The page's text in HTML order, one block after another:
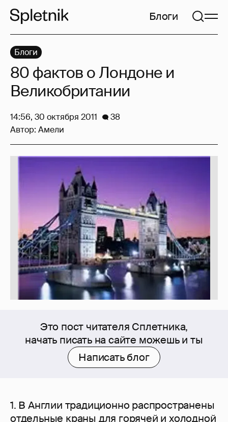
Блоги
Это пост читателя Сплетника,
начать писать на сайте можешь и ты
Написать блог
1. В Англии традиционно распространены отдельные краны для горячей и холодной воды. Это не очень удобно, но почему так принято – мне неизвестно. 2. Большинство британцев считают себя англичанами, в то время как шотландцы — только шотландцами, а ирландцы — исключительно ирландцами. 3. Акценты, в зависимости от части Великобритании и даже части города (Лондона, например), значительно варьируются. Иногда также по степени привилегированности классов. 4. Англичане дико холодостойкие люди, дети ходят в школу в коротких штанах и юбках с гольфами до самых холодов, поэтому увидеть человека в майке в ноябре — нормальное явление. 5. Они действительно обожают пабы. Каждую пятницу вы встретите огромную толпу, пьющую пиво и традиционный эль в пабах, причем люди будут стоять даже на улице в холод, если им не хватило места. 6. В Лондоне все очень тесное и компактное, квартиры в основном небольшие, как и кафе и рестораны. 7. Из-за этой компактности к вам за столик могут подсадить кого-то, если вы сидите за столом для четверых, а вас всего двое. 8. Иногда кажется, что англичане обожают толпу. В пабах бывает столько людей, что создается впечатлениео том, что можно «стоять» только с подсогнутыми ногами. При этом это не останавливает новых посетителей. 9. Даже если ваш английский весьма среднего уровня, вам скажут, что вы говорите хорошо. В случае возражений добавят, что их русский в любом случае хуже. 10. В местных супермаркетах просто тьма готовой еды на любой вкус, которую надо употребить в течение нескольких дней после покупки. Там можно найти и китайскую, и индийскую, и английскую и черт знает еще какую кухню. 11. Такси просто невероятно дорогое, но его можно остановить абсолютно везде и в любое время. Например, от аэропорта до центра меньше чем за 2500–3000 рублей не доедешь, хотя он находится сразу за городом, а не в ближнем «замкадье». 12. В Лондоне невероятно огромный и развитый метрополитен, он доходит до всех уголков города, включая аэропорт, и невероятно интегрирован с вокзалами. 13. Стоимость проезда зависит от того из какой в какую «зону» города вы едете. Центр — 1 зона, всего их 6, если мне не изменяет память. Тарифы сильно варьируются в зависимости от расстояния. 14. Минимальный тариф в метро — что-то около 150 руб, что немало. 15. По всему городу можно найти станции с велосипедами. Используя кредитную карточку, их можно взять напрокат на определенный срок. На день стоит всего около 70 руб и это дико удобно. 16. Многие симпатизируют Путину и называют его реально мужественным и суровым политиком. 17. Когда рассказываешь правду о РФ, многие искренне сопереживают и удивляются, как мы там живем. 18. В отличие от Москвы, в Лондоне мало суши-баров, но в целом кухня разнообразнее. Очень много индийских ресторанов. 19. Общее количество ресторанов просто огромно. 20. Абсолютно в любом районе можно найти прачечную, так как стирать дома рубашки и майки вообще не принято. 21. У многих англичан в роли нянек выступают балийки, тайки и филиппинки. Иногда они почти не говорят по-английски, и как их понимают дети – для меня загадка до сих пор. 22. Если говорить о политике, многие согласятся, что западная демократия — говно, как и политика в целом. 23. Если ты сказал, что из России, то первый вопрос, который тебе зададут, из Москвы ты или нет. 24. Даже в центре города можно встретить ларьки и крошечные магазины, где продаются пакистанцами и индусами разные левые брендовые шмотки. 25. Каждые выходные с утра на многих площадях и сквериках образовываются ярмарки фермерской и домашней еды, после 13.00 их днем с огнем не сыщешь. 26. Кстати, никто не поймет время 15.00, только 3 pm. Наша система используется только в армии для обозначения направления, типа «противник на 16.00». 27. Многие англичане гордятся своей армией и фактом наличия ядерного оружия. 28. Почти всегда при оформлении услуг, пополнении счета и т. д. разговариваешь с телефонным роботом. 29. Многие англичане побывали в Париже всего раз или вовсе не побывали, хотя на поезде из центра Лондона до центра Парижа путь занимает всего 2 часа. 30. Толпа у пабов всегда очень шумная, как там люди различают, кто что говорит, я не знаю. 31. Почти во всех пабах из еды есть только традиционные блюда: картошка с рыбой, пюре с сосисками и в лучшем случае бургеры. 32. Встретить среди бела дня человека в смокинге (dinner suit по-английски, костюм для обеда) — абсолютно нормально. 33. В центре нет ни одного торгово-развлекательного центра в нашем понимании. Это чисто американская тема, тут все сегментировано. 34. Без наличия банковской карточки сделать очень многое просто невозможно. 35. Когда рассказываешь про нашу политику, многие удивляются, насколько много мы знаем о ней. Англичане довольно слабо интересуются такими вещами. 36. Почти у любого лондонца дома не меньше 400 каналов в HD с функцией включаемых субтитров, перемоткой и записью передач. 37. Нет ни одного кинотетра, где идет все. Как правило, каждый показывает только определенные фильмы. 38. В лондонском метро есть специальные места для музыкантов, причем они могут очень неплохо зарабатывать. 39. Помимо таких гигантов, как McDonald’s, Burger King и KFC, в Великобритании очень распространены местные сети с разными видами сэндвичей и другими продуктами, в основном не подогреваемыми. По моим наблюдениям, их даже больше, но кроме Subway в России нет ни одной. 40. Англичане извиняются по любому поводу, даже если ничего серьезного не сделали. Например, если человек стоит перед выходом из магазина и заметил ваше секундное замешательство по этому поводу — он извинится. 41. Домой можно заказать почти все: еду, алкоголь и даже кальян. 42. Кассиры могут сказать вам спасибо около 4–7 раз во время одной покупки. 43. Если у вас услышали играющую английскую классику вроде The Beatles, Pink Floyd или Led Zeppelin, то вы сразу вырастаете в их глазах и переходите на новый уровень общения. 44. Иногда на улицах можно встретить просто огромных теток. Честно говоря, я их побаиваюсь. 45. Английский юмор и вправду весьма своебразный. 46. Местные законы обязывают пабы убирать прилегающую территорию на улице, уборщики всегда обходят их стороной. 47. Вход почти во все главные музеи страны абсолютно бесплатный. Вы сами решаете, сколько готовы пожертвовать музею. 48. Никогда не видел бездомных животных. Вряд ли их усыпляют, скорее содержат в специальных питомниках. 49. Ни один продуктовый магазин не работает после 21-22 часов вечера. 50. Многие обычаи и приметы разные в разных частях объединенного королевства (Британии, Шотландии, Ирландии и Уэльсе). 51. Почти на любом продукте из супермаркета и фастфуда будет большая надпись — выращено в Великобритании. 52. Курить в помещениях запрещено повсюду. 53. Можно отыскать клуб на любой вкус. Есть такие, где играет очень жесткая электронная музыка, при этом в нем будет два-три зала с разными направлениями. Народу столько, что пробиться иногда реально сложно. 54. В вагоне метро пассажиры всегда оставляют прочитанные газеты. Вновь прибывшие их берут и тоже читают. Таким образом, газета за день меняет не одного владельца. 55. Кальян тут не очень популярен. Можно найти несколько заведений, сосредоточенных в арабском квартале. При этом курение кальяна тоже запрещено в помещениях, но на улице стоят обогреватели, и народ курит круглый год. Если захотеть, можно отыскать место, где сделают внутри, но предупредят, что заберут, если придут копы. 56. В отличие от многих других европейцев, англичане с удовольствием ходят в гости. Хотя для того, чтобы пригласили вас, должно пройти какое-то время. 57. Вместо мании на iPhone как у нас, тут почти у всех BlackBerry. Посредством его сервиса передачи данных в закодированном виде (BBM) координировались многие погромы этим летом. После этого государство потребовало предоставить доступ к этой информации. 58. Агентства по недвижимости всегда хотят вас обмануть, пользуясь вашим незнанием местного законодательства. 59. Если что-то существенное заказываете домой (мебель, ковер, технику), то это просто ад. В новых домах все принимает консьерж. Но если его нет, то никогда не говорят точное время доставки. Обычно что-то вроде с 2 до 9 вечера. Звонят за 30 минут, так что особо далеко из дома не выйдешь. 60. Из-за такой системы доставки все соседи «страхуют» друг друга и принимают груз за вас, если они дома. 61. Среднегодовое количество осадков составляет 584 мм, что меньше, чем в Риме или Сиднее. Так что вечные лондонские дожди — миф. 62. Почти у каждого есть зонтик, потому что дождь может начаться совсем внезапно. Но обычно он идет недолго и быстро сходит на нет. 63. Очень распространены деньги в виде монет. Самая большая достоинством в 2 фунта соответствует 100 рублям у нас. 64. Обычные полицейские не носят с собой огнестрельное оружие. 65. На улице можно встретить породы, кажется, всех собак в мире. Некоторые просто помешаны на собаках. 66. Таксисты очень разговорчивые. Если с ними поддерживать разговор и быть учтивым, то можно даже получить приглашение вместе пропустить стаканчик в пабе. 67. Строители – почти все выходцы из Восточной Европы, нередко можно услышать и русскую речь. 68. Иногда можно встретить старушек и дедков лет по 70–80, которые одеваются по моде 40-50-х годов и выглядят очень консервативно, но в них есть какой-то шарм и достоинство. 69. Также можно встретить старика лет 70-ти в парадной военной королевской форме или в форме ВМФ. К таким людям в обществе принято относиться с особым уважением. 70. Люди бывают очень обидчивыми. Если вы случайно кого-то задели и не извинились, то вам скажут, что вы плохо воспитаны и напомнят о необходимости говорить сорри в таких случаях. 71. В целом, продукты очень свежие и разнообразные. Кроме сметаны, черного хл:), докторской колбасы и кефира можно найти все. 72. Если уж вы совсем соскучились по родине, то к вашим услугам магазины с русскими продуктами и русские рестораны. Обычно их держат выходцы из России и стран СНГ. 73. Лондон — город очередей. Тут очереди в Stаrbucks,
Блоги
80 фактов о Лондоне и
Великобритании
14:56, 30 октября 2011
38
Автор: Амели